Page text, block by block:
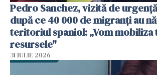
Pedro Sanchez, vizită de
după ce 40 000 de migranți au
teritoriul spaniol: „Vom mobiliza
resursele"
31 IULIE 2026